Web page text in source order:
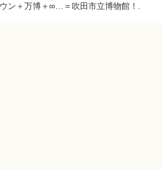
ン＋万博＋∞…＝吹田市立博物館！.